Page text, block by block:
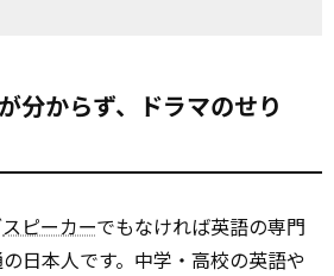
分からず、ドラマのせり
スピーカーでもなければ英語の専門
日本人です。中学・高校の英語や